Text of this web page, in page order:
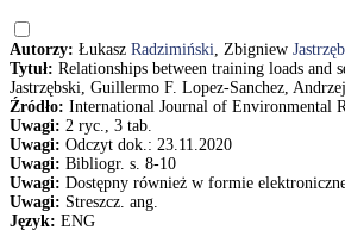
Autorzy: Łukasz Radzimiński, Zbigniew
Tytuł: Relationships between training loads and
Jastrzębski, Guillermo F. Lopez-Sanchez,
Źródło: International Journal of Environmental
Uwagi: 2 ryc., 3 tab.
Uwagi: Odczyt dok.: 23.11.2020
Uwagi: Bibliogr. s. 8-10
Uwagi: Dostępny również w formie
Uwagi: Streszcz. ang.
Język: ENG